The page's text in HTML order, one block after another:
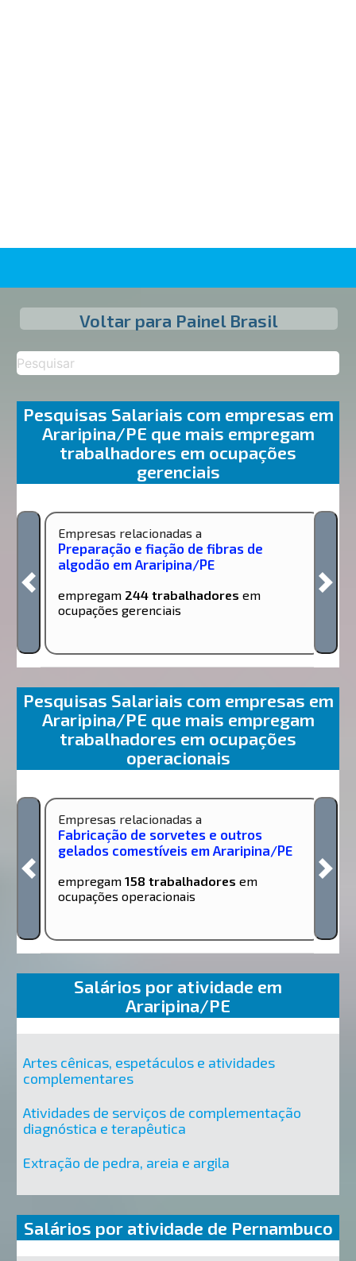
Voltar para Painel Brasil
Pesquisas Salariais com empresas em
Araripina/PE que mais empregam
trabalhadores em ocupações
gerenciais
Empresas relacionadas a
Preparação e fiação de fibras de
algodão em Araripina/PE
empregam 244 trabalhadores em
ocupações gerenciais
Pesquisas Salariais com empresas em
Araripina/PE que mais empregam
trabalhadores em ocupações
operacionais
Empresas relacionadas a
Fabricação de sorvetes e outros
gelados comestíveis em Araripina/PE
empregam 158 trabalhadores em
ocupações operacionais
Salários por atividade em
Araripina/PE
Artes cênicas, espetáculos e atividades
complementares
Atividades de serviços de complementação
diagnóstica e terapêutica
Extração de pedra, areia e argila
Salários por atividade de Pernambuco